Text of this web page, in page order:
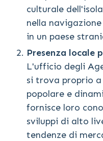
culturale
nella
in un paese
Presenza locale
L'ufficio degli
si trova proprio
popolare e
fornisce loro
sviluppi di alto
tendenze di